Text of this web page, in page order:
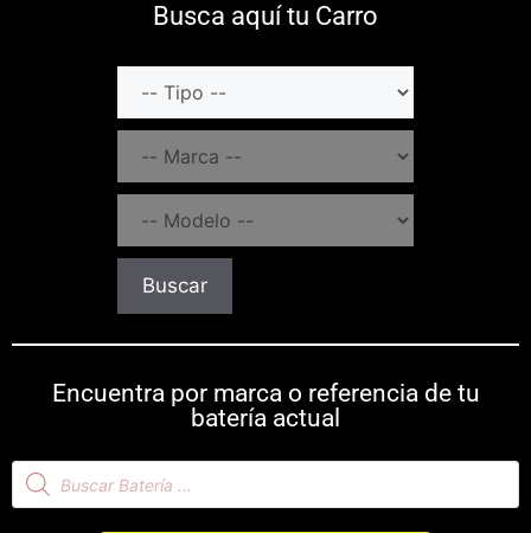
Busca aquí tu Carro
Buscar
Encuentra por marca o referencia de tu
batería actual